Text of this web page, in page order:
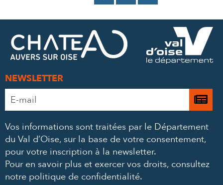
FACEBOOK
MAIL
NEWSLETTER
Adresse
e-
*
Je
à
Vos informations sont traitées par le Département
du Val d’Oise, sur la base de votre consentement,
pour votre inscription à la newsletter.
Pour en savoir plus et exercer vos droits, consultez
notre politique de confidentialité.